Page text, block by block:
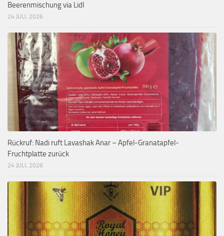
Beerenmischung via Lidl
24 JULI, 2026
Rückruf: Nadi ruft Lavashak Anar – Apfel-Granatapfel-
Fruchtplatte zurück
24 JULI, 2026